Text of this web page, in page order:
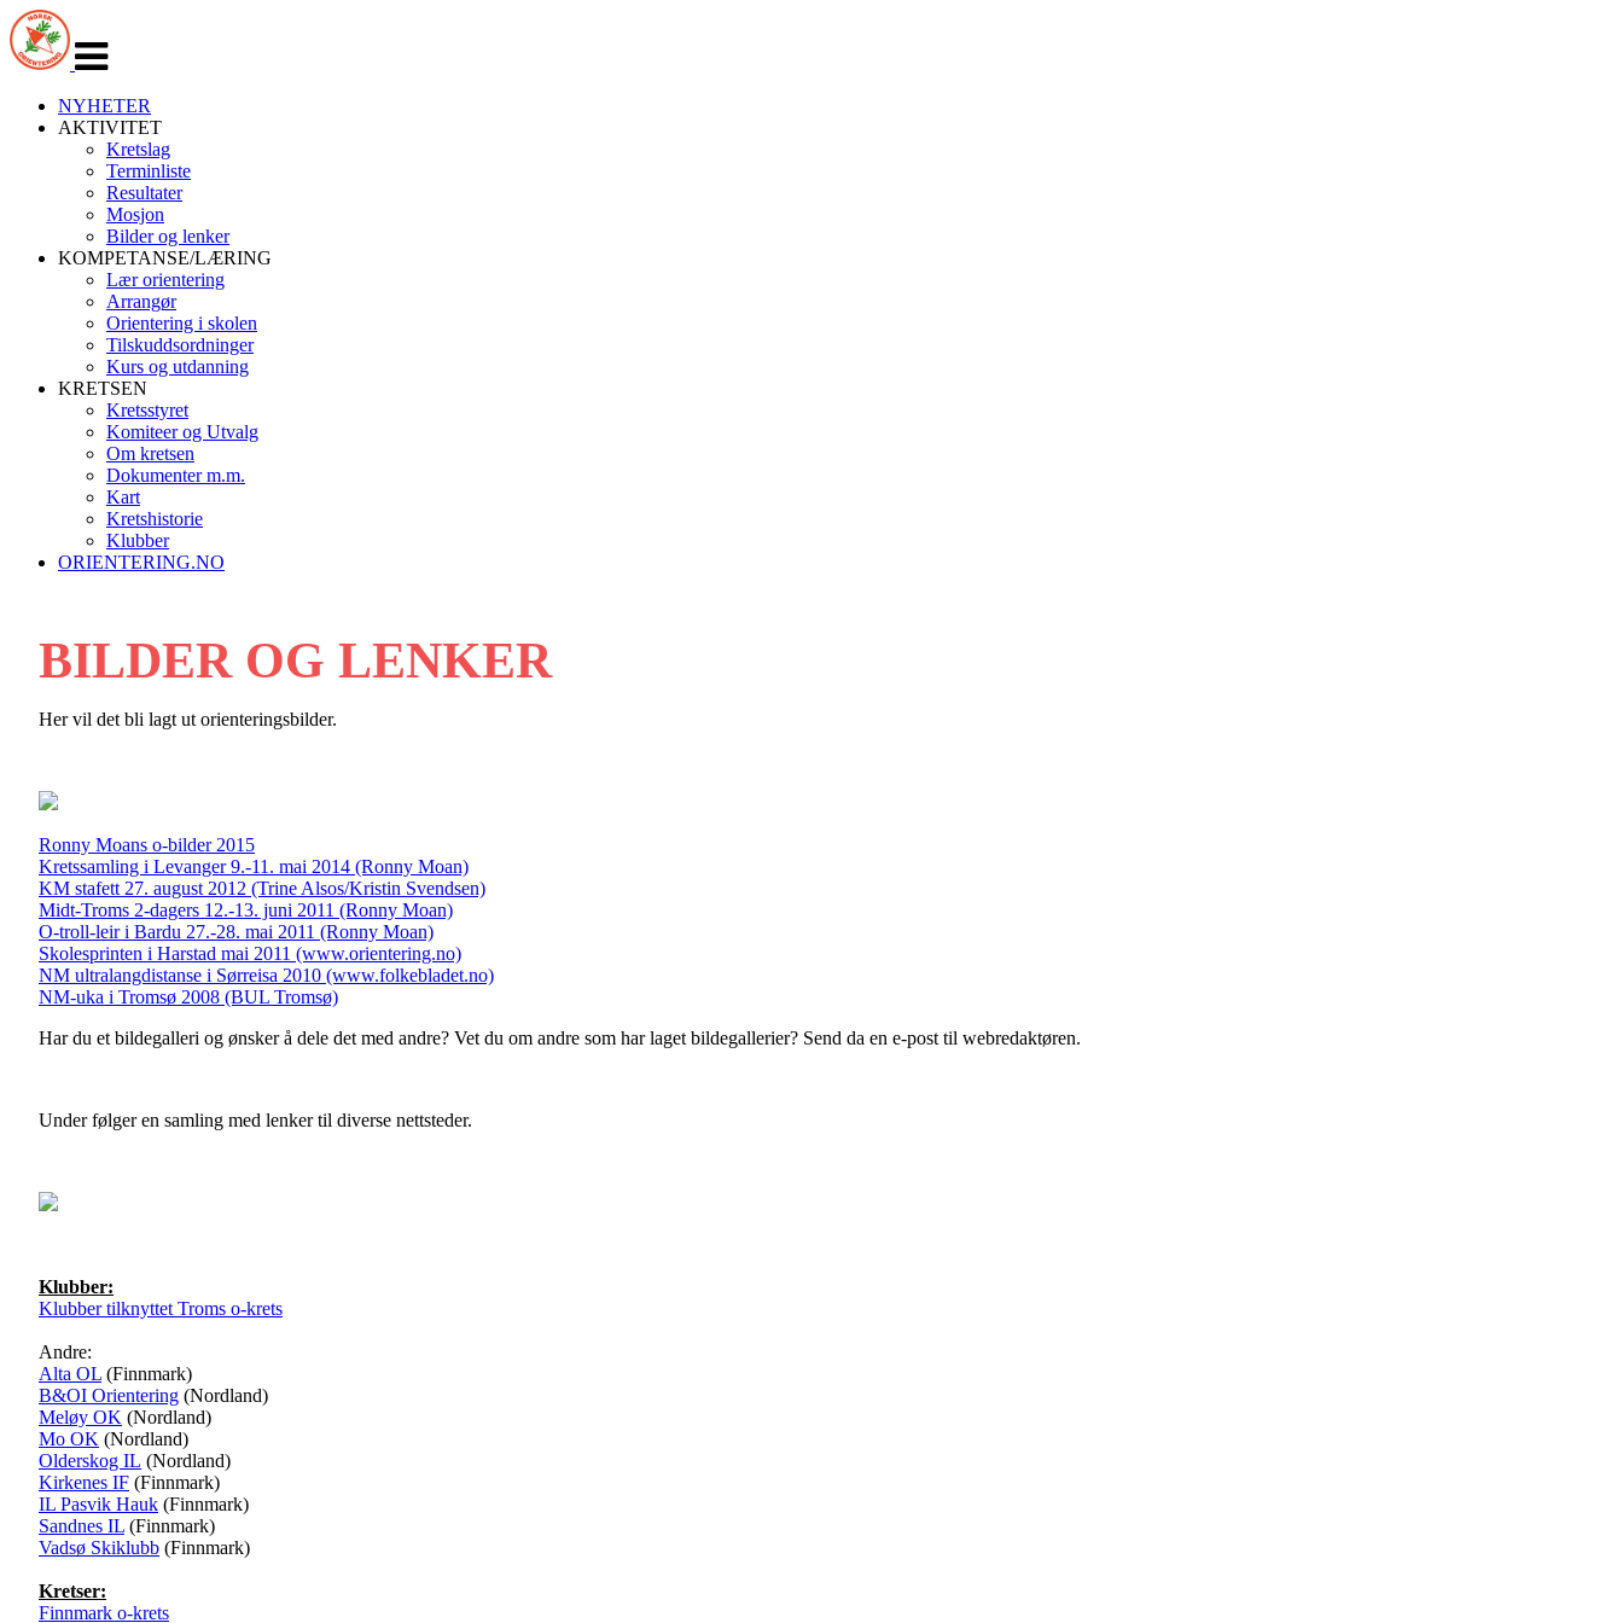
navigasjon
NYHETER
AKTIVITET
Kretslag
Terminliste
Resultater
Mosjon
Bilder og lenker
KOMPETANSE/LÆRING
Lær orientering
Arrangør
Orientering i skolen
Tilskuddsordninger
Kurs og utdanning
KRETSEN
Kretsstyret
Komiteer og Utvalg
Om kretsen
Dokumenter m.m.
Kart
Kretshistorie
Klubber
ORIENTERING.NO
BILDER OG LENKER
Her vil det bli lagt ut orienteringsbilder.
Ronny Moans o-bilder 2015
Kretssamling i Levanger 9.-11. mai 2014 (Ronny Moan)
KM stafett 27. august 2012 (Trine Alsos/Kristin Svendsen)
Midt-Troms 2-dagers 12.-13. juni 2011 (Ronny Moan)
O-troll-leir i Bardu 27.-28. mai 2011 (Ronny Moan)
Skolesprinten i Harstad mai 2011 (www.orientering.no)
NM ultralangdistanse i Sørreisa 2010 (www.folkebladet.no)
NM-uka i Tromsø 2008 (BUL Tromsø)
Har du et bildegalleri og ønsker å dele det med andre? Vet du om andre som har laget bildegallerier? Send da en e-post til webredaktøren.
Under følger en samling med lenker til diverse nettsteder.
Klubber:
Klubber tilknyttet Troms o-krets
Andre:
Alta OL (Finnmark)
B&OI Orientering (Nordland)
Meløy OK (Nordland)
Mo OK (Nordland)
Olderskog IL (Nordland)
Kirkenes IF (Finnmark)
IL Pasvik Hauk (Finnmark)
Sandnes IL (Finnmark)
Vadsø Skiklubb (Finnmark)
Kretser:
Finnmark o-krets